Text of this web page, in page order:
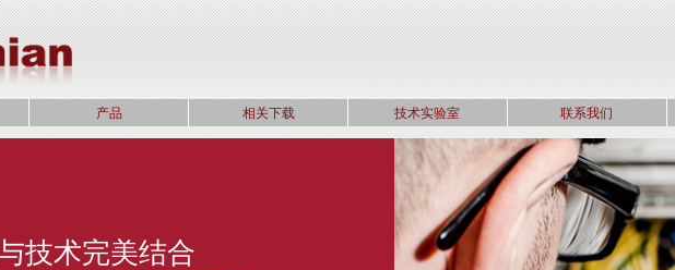
产品 相关下载 技术实验室 联系我们
国际标准电缆